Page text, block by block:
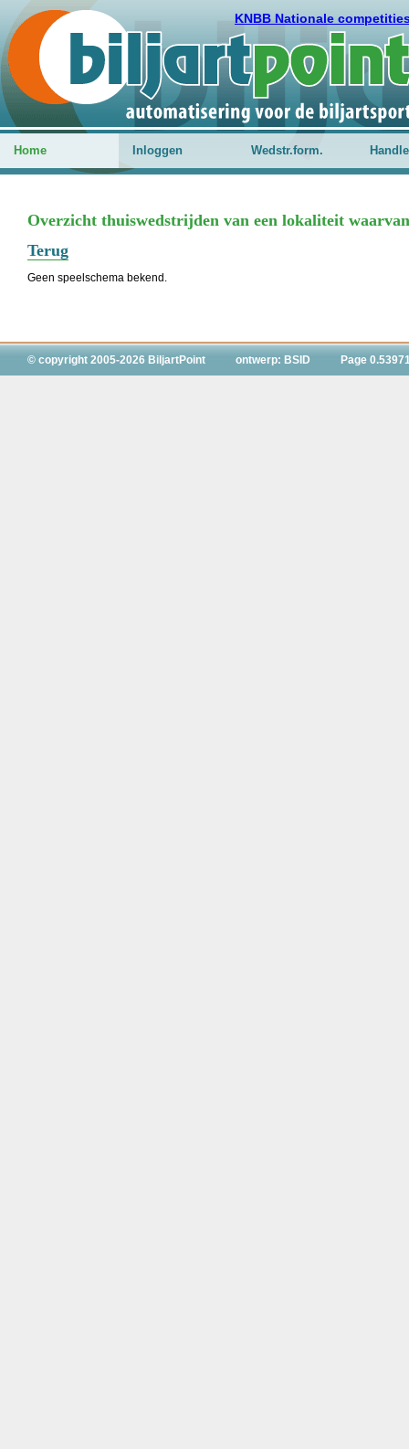
KNBB Nationale
Home Inloggen Wedstr.form.
Overzicht thuiswedstrijden van een lokaliteit
Terug
Geen speelschema bekend.
© copyright 2005-2026 BiljartPoint ontwerp: BSID Page